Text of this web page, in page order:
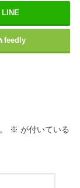
LINE
feedly
※ が付いている